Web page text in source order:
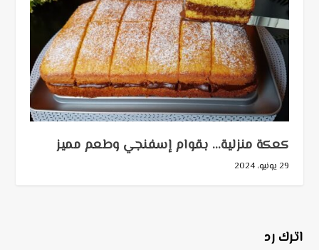
كعكة منزلية… بقوام إسفنجي وطعم مميز
29 يونيو، 2024
اترك رد